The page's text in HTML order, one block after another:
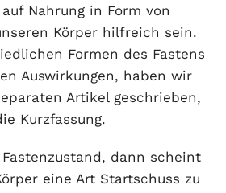
Nahrung in Form von
Körper hilfreich sein.
Formen des Fastens
Auswirkungen, haben wir
Artikel geschrieben,
Kurzfassung.
dann scheint
eine Art Startschuss zu